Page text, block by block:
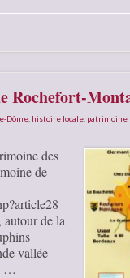
Dôme histoire locale patrimoine
des
de
de la
vallée
…